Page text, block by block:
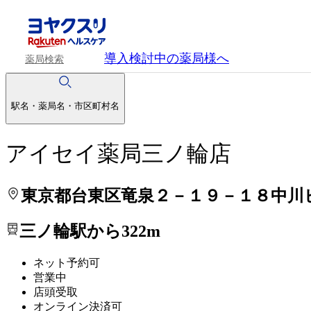
薬局検索 導入検討中の薬局様へ
駅名・薬局名・市区町村名
アイセイ薬局三ノ輪店
東京都台東区竜泉２－１９－１８中川
三ノ輪駅から322m
ネット予約可
営業中
店頭受取
オンライン決済可
処方せんを送って待ち時間を短く！
処方せんを送って待ち時間を短く！